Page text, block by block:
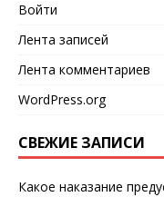
Войти
Лента записей
Лента комментариев
WordPress.org
СВЕЖИЕ ЗАПИСИ
Какое наказание